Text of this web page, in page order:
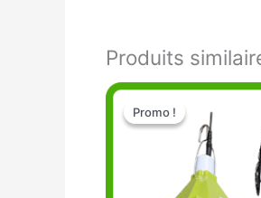
Produits
Promo !
Promo !
Le
prix
initial
était :
15.000 CFA.
Le